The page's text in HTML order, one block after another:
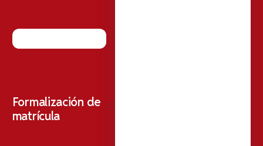
Formalización de
matrícula